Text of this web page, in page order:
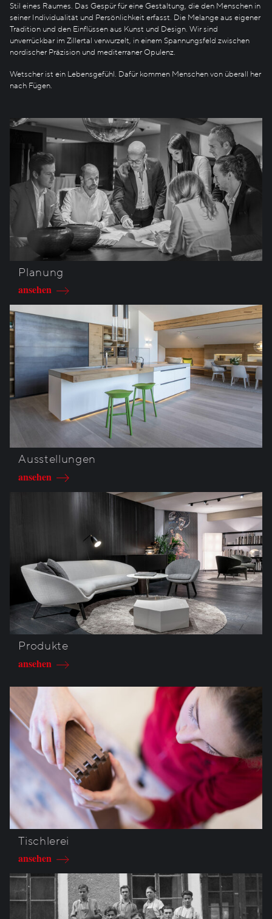
Stil eines Raumes. Das Gespür für eine Gestaltung, die den Menschen in
seiner Individualität und Persönlichkeit erfasst. Die Melange aus eigener
Tradition und den Einflüssen aus Kunst und Design. Wir sind
unverrückbar im Zillertal verwurzelt, in einem Spannungsfeld zwischen
nordischer Präzision und mediterraner Opulenz.
Wetscher ist ein Lebensgefühl. Dafür kommen Menschen von überall her
nach Fügen.
Planung
ansehen
Ausstellungen
ansehen
Produkte
ansehen
Tischlerei
ansehen